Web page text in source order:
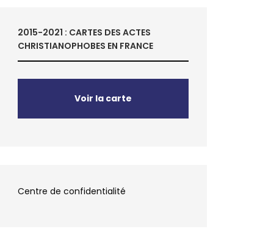
2015-2021 : CARTES DES ACTES
CHRISTIANOPHOBES EN FRANCE
Voir la carte
Centre de confidentialité